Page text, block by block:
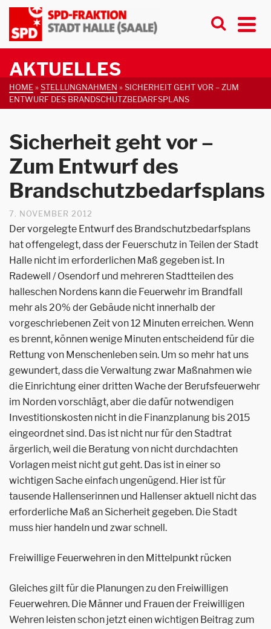
AKTUELLES
HOME»STELLUNGNAHMEN »SICHERHEIT GEHT VOR – ZUM
ENTWURF DES BRANDSCHUTZBEDARFSPLANS
Sicherheit geht vor –
Zum Entwurf des
Brandschutzbedarfsplans
7. NOVEMBER 2012
Der vorgelegte Entwurf des Brandschutzbedarfsplans
hat offengelegt, dass der Feuerschutz in Teilen der Stadt
Halle nicht im erforderlichen Maß gegeben ist. In
Radewell / Osendorf und mehreren Stadtteilen des
halleschen Nordens kann die Feuerwehr im Brandfall
mehr als 20% der Gebäude nicht innerhalb der
vorgeschriebenen Zeit von 12 Minuten erreichen. Wenn
es brennt, können wenige Minuten entscheidend für die
Rettung von Menschenleben sein. Um so mehr hat uns
gewundert, dass die Verwaltung zwar Maßnahmen wie
die Einrichtung einer dritten Wache der Berufsfeuerwehr
im Norden vorschlägt, aber die dafür notwendigen
Investitionskosten nicht in die Finanzplanung bis 2015
eingeordnet sind. Das ist nicht nur für den Stadtrat
ärgerlich, weil die Beratung von nicht durchdachten
Vorlagen meist nicht gut geht. Das ist in einer so
wichtigen Sache einfach ungenügend. Hier ist für
tausende Hallenserinnen und Hallenser aktuell nicht das
erforderliche Maß an Sicherheit gegeben. Die Stadt
muss hier handeln und zwar schnell.
Freiwillige Feuerwehren in den Mittelpunkt rücken
Gleiches gilt für die Planungen zu den Freiwilligen
Feuerwehren. Die Männer und Frauen der Freiwilligen
Wehren leisten schon jetzt einen wichtigen Beitrag zum